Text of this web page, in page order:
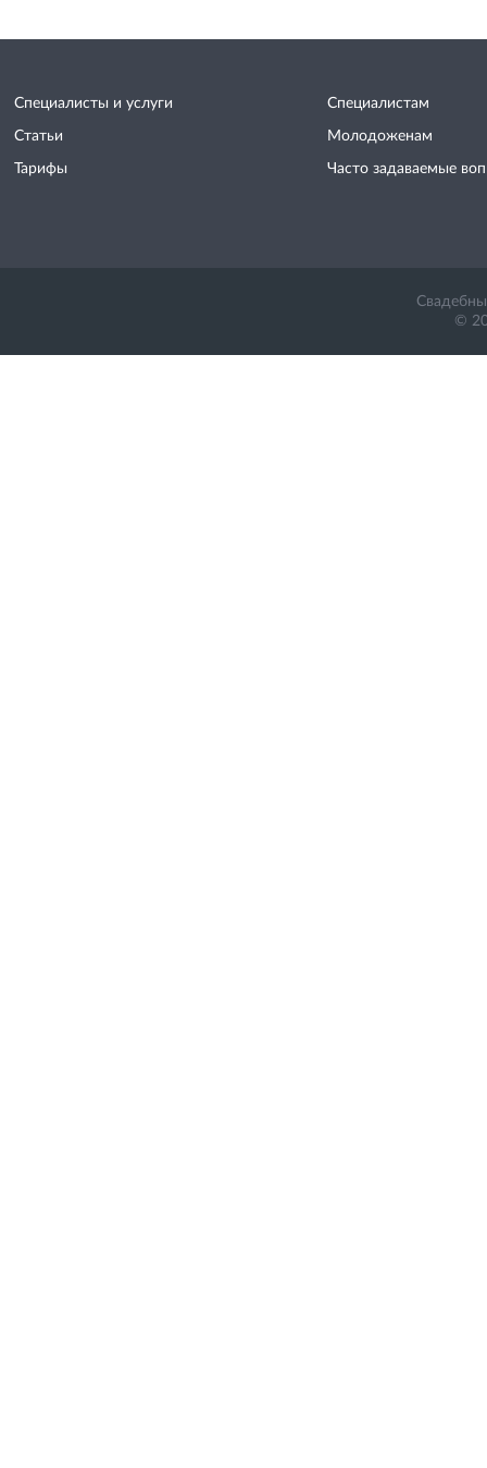
Специалисты и услуги
Статьи
Тарифы
Специалистам
Молодоженам
Часто задаваемые
©